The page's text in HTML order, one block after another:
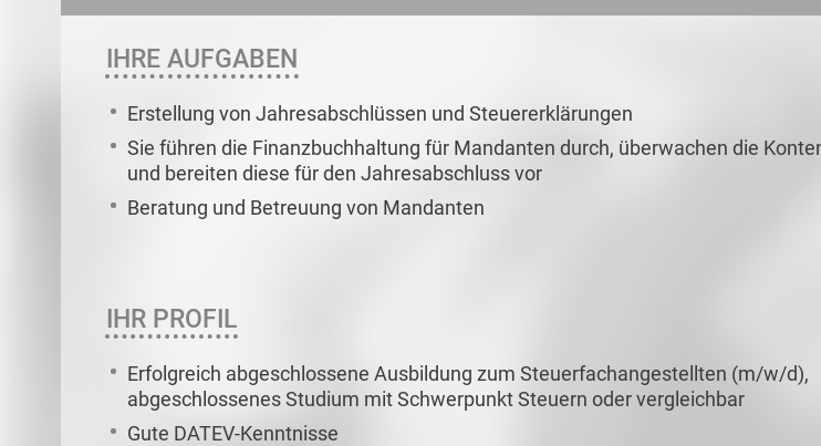
IHRE AUFGABEN
Erstellung von Jahresabschlüssen und Steuererklärungen
Sie führen die Finanzbuchhaltung für Mandanten durch, überwachen die
und bereiten diese für den Jahresabschluss vor
Beratung und Betreuung von Mandanten
IHR PROFIL
Erfolgreich abgeschlossene Ausbildung zum Steuerfachangestellten (m/w/d),
abgeschlossenes Studium mit Schwerpunkt Steuern oder vergleichbar
Gute DATEV-Kenntnisse